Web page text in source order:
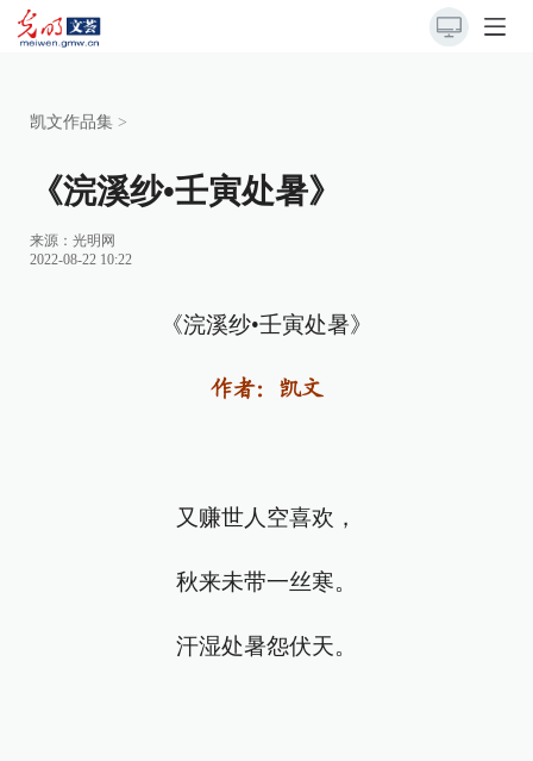
凯文作品集 >
《浣溪纱•壬寅处暑》
来源： 光明网
2022-08-22 10:22
《浣溪纱•壬寅处暑》
作者：凯文
又赚世人空喜欢，
秋来未带一丝寒。
汗湿处暑怨伏天。